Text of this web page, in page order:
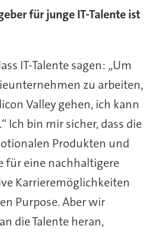
für junge IT-Talente ist
IT-Talente sagen: „Um
zu arbeiten,
Valley gehen, ich kann
Ich bin mir sicher, dass die
Produkten und
für eine nachhaltigere
Karrieremöglichkeiten
Purpose. Aber wir
die Talente heran,